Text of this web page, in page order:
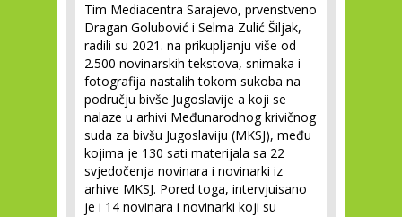
Tim Mediacentra Sarajevo, prvenstveno
Dragan Golubović i Selma Zulić Šiljak,
radili su 2021. na prikupljanju više od
2.500 novinarskih tekstova, snimaka i
fotografija nastalih tokom sukoba na
području bivše Jugoslavije a koji se
nalaze u arhivi Međunarodnog krivičnog
suda za bivšu Jugoslaviju (MKSJ), među
kojima je 130 sati materijala sa 22
svjedočenja novinara i novinarki iz
arhive MKSJ. Pored toga, intervjuisano
je i 14 novinara i novinarki koji su